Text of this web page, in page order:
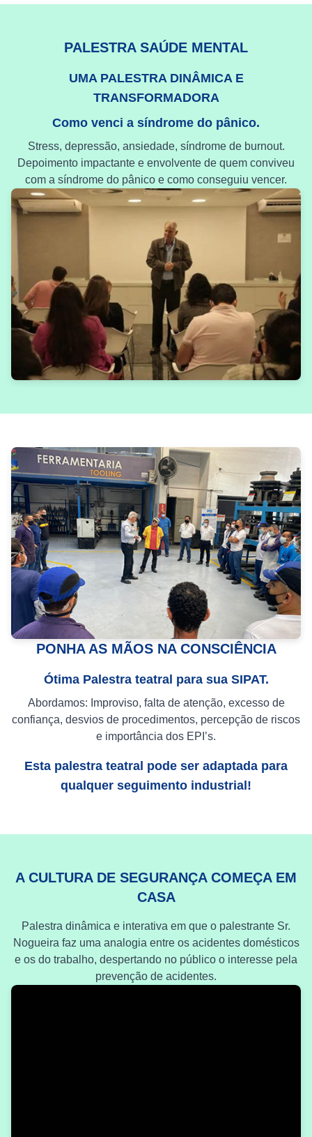
PALESTRA SAÚDE MENTAL
UMA PALESTRA DINÂMICA E
TRANSFORMADORA
Como venci a síndrome do pânico.
Stress, depressão, ansiedade, síndrome de burnout.
Depoimento impactante e envolvente de quem conviveu
com a síndrome do pânico e como conseguiu vencer.
PONHA AS MÃOS NA CONSCIÊNCIA
Ótima Palestra teatral para sua SIPAT.
Abordamos: Improviso, falta de atenção, excesso de
confiança, desvios de procedimentos, percepção de riscos
e importância dos EPI’s.
Esta palestra teatral pode ser adaptada para
qualquer seguimento industrial!
A CULTURA DE SEGURANÇA COMEÇA EM
CASA
Palestra dinâmica e interativa em que o palestrante Sr.
Nogueira faz uma analogia entre os acidentes domésticos
e os do trabalho, despertando no público o interesse pela
prevenção de acidentes.